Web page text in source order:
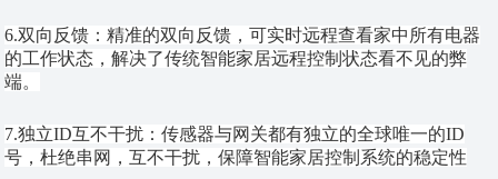
6.双向反馈：精准的双向反馈，可实时远程查看家中所有电器
的工作状态，解决了传统智能家居远程控制状态看不见的弊
端。
7.独立ID互不干扰：传感器与网关都有独立的全球唯一的ID
号，杜绝串网，互不干扰，保障智能家居控制系统的稳定性